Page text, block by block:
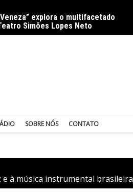
explora o multifacetado
Simões Lopes Neto
SOBRE NÓS CONTATO
e à música instrumental brasileira